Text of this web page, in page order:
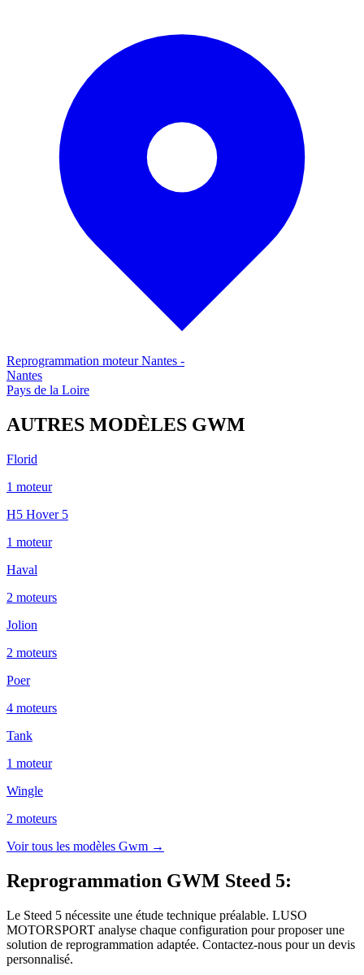
Reprogrammation moteurNantes -
Nantes
Pays de la Loire
AUTRES MODÈLES GWM
Florid
1 moteur
H5 Hover 5
1 moteur
Haval
2 moteurs
Jolion
2 moteurs
Poer
4 moteurs
Tank
1 moteur
Wingle
2 moteurs
Voir tous les modèles Gwm →
Reprogrammation GWM Steed 5:
Le Steed 5 nécessite une étude technique préalable. LUSO
MOTORSPORT analyse chaque configuration pour proposer une
solution de reprogrammation adaptée. Contactez-nous pour un devis
personnalisé.